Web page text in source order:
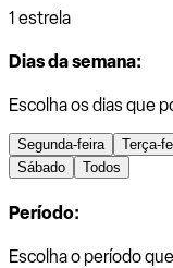
1 estrela
Dias da semana:
Escolha os dias que
Segunda-feira Terça-
Sábado
Todos
Período:
Escolha o período